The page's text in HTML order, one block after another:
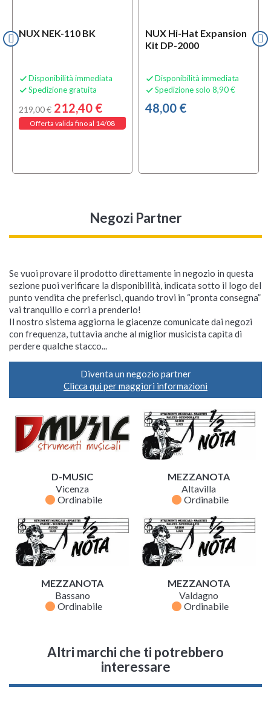
NUX NEK-110 BK
 Disponibilità immediata
 Spedizione gratuita
219,00 € 212,40 €
Offerta valida fino al 14/08
NUX Hi-Hat Expansion
Kit DP-2000
 Disponibilità immediata
 Spedizione solo 8,90 €
48,00 €
Negozi Partner
Se vuoi provare il prodotto direttamente in negozio in questa
sezione puoi verificare la disponibilità, indicata sotto il logo del
punto vendita che preferisci, quando trovi in “pronta consegna”
vai tranquillo e corri a prenderlo!
Il nostro sistema aggiorna le giacenze comunicate dai negozi
con frequenza, tuttavia anche al miglior musicista capita di
perdere qualche stacco...
Diventa un negozio partner
Clicca qui per maggiori informazioni
D-MUSIC
Vicenza
fiber_manual_record Ordinabile
MEZZANOTA
Altavilla
fiber_manual_record Ordinabile
MEZZANOTA
Bassano
fiber_manual_record Ordinabile
MEZZANOTA
Valdagno
fiber_manual_record Ordinabile
Altri marchi che ti potrebbero
interessare